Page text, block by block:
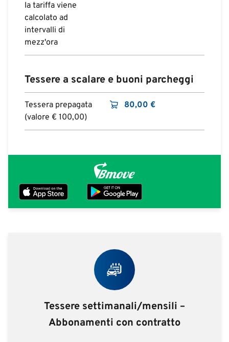
la tariffa viene
calcolato ad
intervalli di
mezz'ora
Tessere a scalare e buoni parcheggi
Tessera prepagata
(valore € 100,00)
80,00 €
Tessere settimanali/mensili –
Abbonamenti con contratto